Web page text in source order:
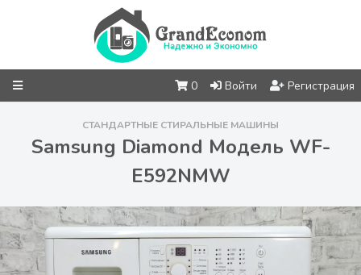
0 Войти Регистрация
СТАНДАРТНЫЕ СТИРАЛЬНЫЕ МАШИНЫ
Samsung Diamond Модель WF-
E592NMW